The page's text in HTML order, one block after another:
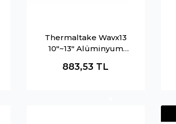
Thermaltake Wavx13
10"~13" Alüminyum
(Cl-N0003)
883,53 TL